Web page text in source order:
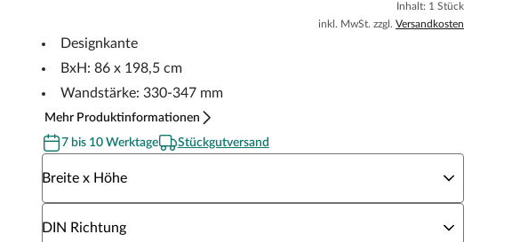
Inhalt: 1 Stück
inkl. MwSt. zzgl. Versandkosten
Designkante
BxH: 86 x 198,5 cm
Wandstärke: 330-347 mm
Mehr Produktinformationen
7 bis 10 Werktage
Stückgutversand
Breite x Höhe
DIN Richtung